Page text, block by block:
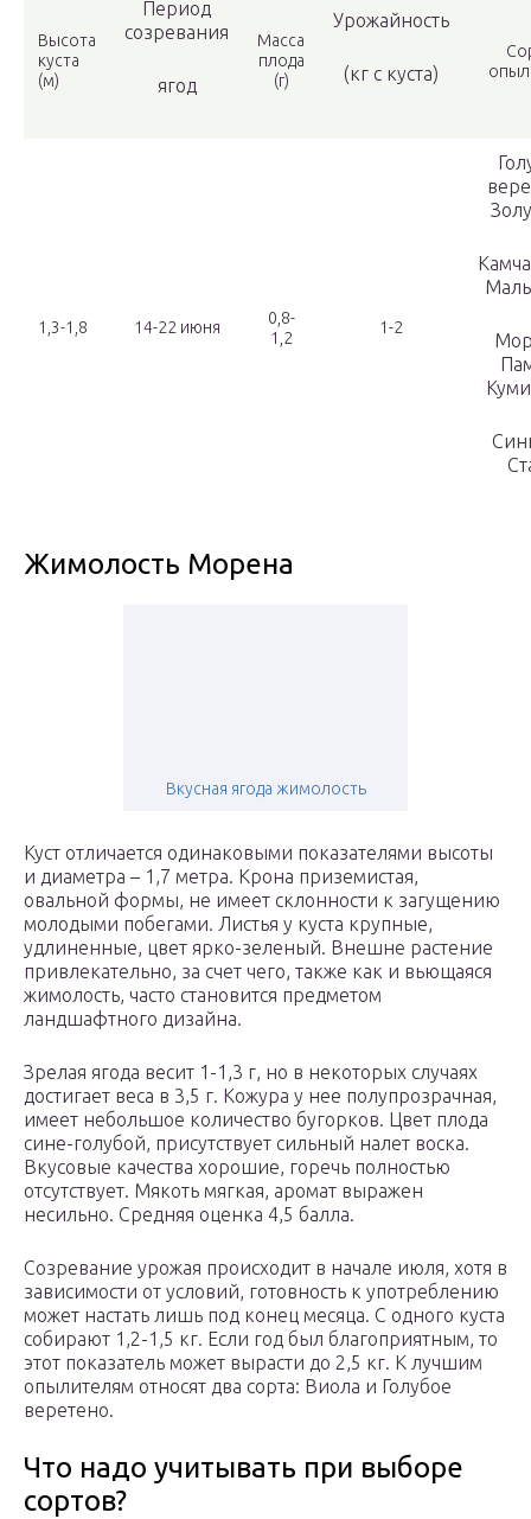
Высота
куста
(м)
Период
созревания
ягод
Масса
плода
(г)
Урожайность
(кг с куста)
1,3-1,8 14-22 июня
0,8-
1,2
1-2
Жимолость Морена
Вкусная ягода жимолость
Куст отличается одинаковыми показателями высоты
и диаметра – 1,7 метра. Крона приземистая,
овальной формы, не имеет склонности к загущению
молодыми побегами. Листья у куста крупные,
удлиненные, цвет ярко-зеленый. Внешне растение
привлекательно, за счет чего, также как и вьющаяся
жимолость, часто становится предметом
ландшафтного дизайна.
Зрелая ягода весит 1-1,3 г, но в некоторых случаях
достигает веса в 3,5 г. Кожура у нее полупрозрачная,
имеет небольшое количество бугорков. Цвет плода
сине-голубой, присутствует сильный налет воска.
Вкусовые качества хорошие, горечь полностью
отсутствует. Мякоть мягкая, аромат выражен
несильно. Средняя оценка 4,5 балла.
Созревание урожая происходит в начале июля, хотя в
зависимости от условий, готовность к употреблению
может настать лишь под конец месяца. С одного куста
собирают 1,2-1,5 кг. Если год был благоприятным, то
этот показатель может вырасти до 2,5 кг. К лучшим
опылителям относят два сорта: Виола и Голубое
веретено.
Что надо учитывать при выборе
сортов?